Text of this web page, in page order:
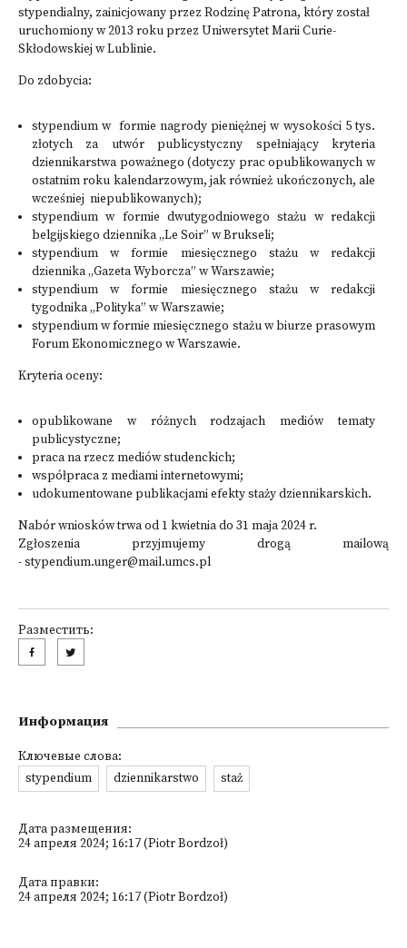
stypendialny, zainicjowany przez Rodzinę Patrona, który został
uruchomiony w 2013 roku przez Uniwersytet Marii Curie-
Skłodowskiej w Lublinie.
Do zdobycia:
stypendium w formie nagrody pieniężnej w wysokości 5 tys.
złotych za utwór publicystyczny spełniający kryteria
dziennikarstwa poważnego (dotyczy prac opublikowanych w
ostatnim roku kalendarzowym, jak również ukończonych, ale
wcześniej niepublikowanych);
stypendium w formie dwutygodniowego stażu w redakcji
belgijskiego dziennika „Le Soir” w Brukseli;
stypendium w formie miesięcznego stażu w redakcji
dziennika „Gazeta Wyborcza” w Warszawie;
stypendium w formie miesięcznego stażu w redakcji
tygodnika „Polityka” w Warszawie;
stypendium w formie miesięcznego stażu w biurze prasowym
Forum Ekonomicznego w Warszawie.
Kryteria oceny:
opublikowane w różnych rodzajach mediów tematy
publicystyczne;
praca na rzecz mediów studenckich;
współpraca z mediami internetowymi;
udokumentowane publikacjami efekty staży dziennikarskich.
Nabór wniosków trwa od 1 kwietnia do 31 maja 2024 r.
Zgłoszenia przyjmujemy drogą mailową
- stypendium.unger@mail.umcs.pl
Разместить:
Информация
Ключевые слова:
stypendium
dziennikarstwo staż
Дата размещения:
24 апреля 2024; 16:17 (Piotr Bordzoł)
Дата правки:
24 апреля 2024; 16:17 (Piotr Bordzoł)